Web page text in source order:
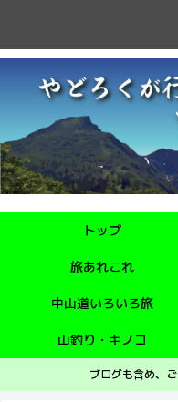
トップ
旅あれこれ
中山道いろいろ旅
山釣り・キノコ
ブログも含め、